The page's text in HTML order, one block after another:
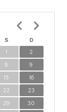
S
D
1
2
8
9
15
16
22
23
29
30
Paginación